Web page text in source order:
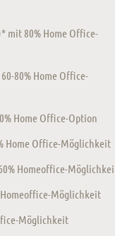
mit 80% Home Office-
80% Home Office-
Home Office-Option
Home Office-Möglichkeit
Homeoffice-
Möglichkeit
Möglichkeit